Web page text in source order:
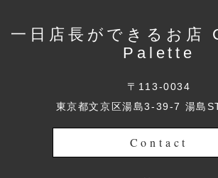
一日店長ができるお店
Palette
〒113-0034
東京都文京区湯島3-39-7 湯島
Contact